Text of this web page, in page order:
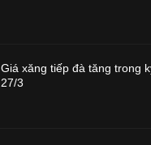
Giá xăng tiếp đà tăng trong
27/3